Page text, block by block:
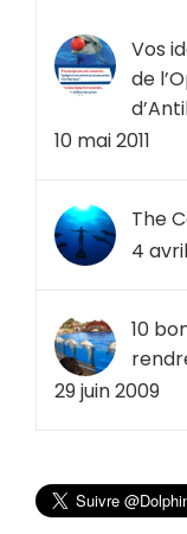
Vos
de
10 mai 2011
The
4
10
29 juin 2009